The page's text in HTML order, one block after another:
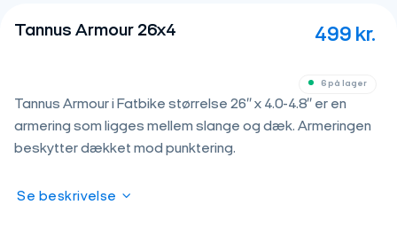
Tannus Armour 26x4 499 kr.
Tannus Armour i Fatbike størrelse 26″ x 4.0-4.8″ er en
armering som ligges mellem slange og dæk. Armeringen
beskytter dækket mod punktering.
Se beskrivelse
6 på lager